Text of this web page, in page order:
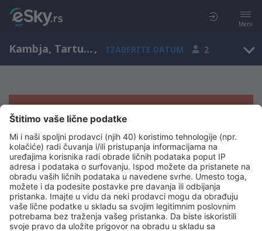
Meni
Kambja, Tartu, Estonija , IZABERITE DATUM 2
Žao nam je, ne možemo da prikažemo
rezultate
Pokušajte još jednom kad izaberete druge kriterijume